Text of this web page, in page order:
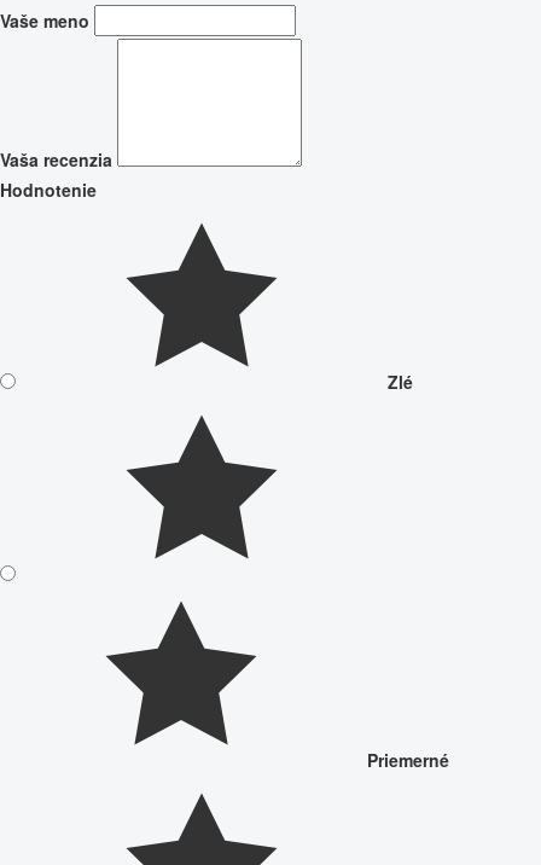
Vaše meno
Vaša recenzia
Hodnotenie
Zlé
Priemerné